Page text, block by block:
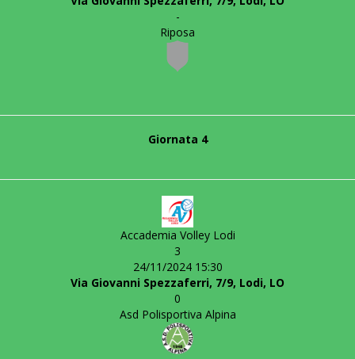
-
Riposa
Giornata 4
Accademia Volley Lodi
3
24/11/2024 15:30
Via Giovanni Spezzaferri, 7/9, Lodi, LO
0
Asd Polisportiva Alpina